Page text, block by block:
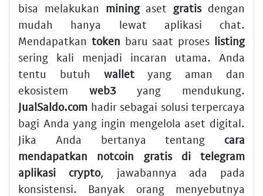
bisa melakukan miningaset gratisdengan
mudah hanya lewat aplikasi chat.
Mendapatkan token baru saat proses listing
sering kali menjadi incaran utama. Anda
tentu butuh walletyang aman dan
ekosistem web3yang mendukung.
JualSaldo.com hadir sebagai solusi terpercaya
bagi Anda yang ingin mengelola aset digital.
Jika Anda bertanya tentang cara
mendapatkan notcoin gratis di telegram
aplikasi crypto, jawabannya ada pada
konsistensi. Banyak orang menyebutnya